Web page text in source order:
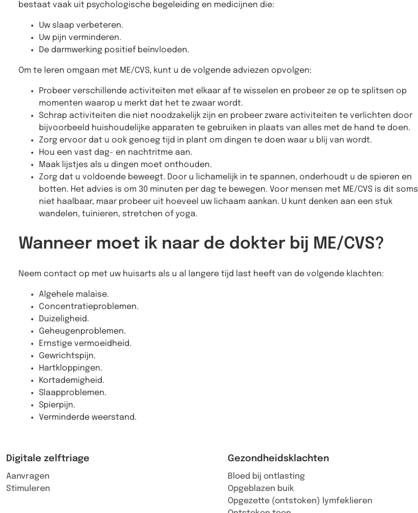
bestaat vaak uit psychologische begeleiding en medicijnen die:
Uw slaap verbeteren.
Uw pijn verminderen.
De darmwerking positief beïnvloeden.
Om te leren omgaan met ME/CVS, kunt u de volgende adviezen opvolgen:
Probeer verschillende activiteiten met elkaar af te wisselen en probeer ze op te splitsen op
momenten waarop u merkt dat het te zwaar wordt.
Schrap activiteiten die niet noodzakelijk zijn en probeer zware activiteiten te verlichten door
bijvoorbeeld huishoudelijke apparaten te gebruiken in plaats van alles met de hand te doen.
Zorg ervoor dat u ook genoeg tijd in plant om dingen te doen waar u blij van wordt.
Hou een vast dag- en nachtritme aan.
Maak lijstjes als u dingen moet onthouden.
Zorg dat u voldoende beweegt. Door u lichamelijk in te spannen, onderhoudt u de spieren en
botten. Het advies is om 30 minuten per dag te bewegen. Voor mensen met ME/CVS is dit soms
niet haalbaar, maar probeer uit hoeveel uw lichaam aankan. U kunt denken aan een stuk
wandelen, tuinieren, stretchen of yoga.
Wanneer moet ik naar de dokter bij ME/CVS?
Neem contact op met uw huisarts als u al langere tijd last heeft van de volgende klachten:
Algehele malaise.
Concentratieproblemen.
Duizeligheid.
Geheugenproblemen.
Ernstige vermoeidheid.
Gewrichtspijn.
Hartkloppingen.
Kortademigheid.
Slaapproblemen.
Spierpijn.
Verminderde weerstand.
Digitale zelftriage
Aanvragen
Stimuleren
Gezondheidsklachten
Bloed bij ontlasting
Opgeblazen buik
Opgezette (ontstoken) lymfeklieren